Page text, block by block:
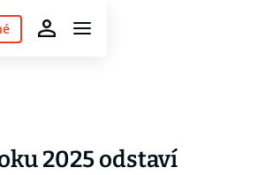
2025 odstaví